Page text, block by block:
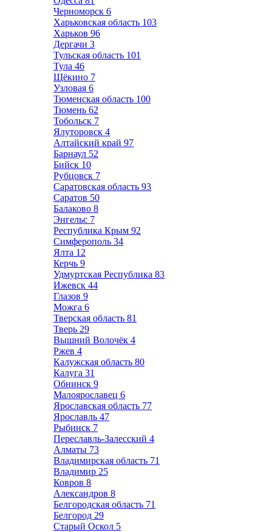
Черноморск 6
Харьковская область 103
Харьков 96
Дергачи 3
Тульская область 101
Тула 46
Щёкино 7
Узловая 6
Тюменская область 100
Тюмень 62
Тобольск 7
Ялуторовск 4
Алтайский край 97
Барнаул 52
Бийск 10
Рубцовск 7
Саратовская область 93
Саратов 50
Балаково 8
Энгельс 7
Республика Крым 92
Симферополь 34
Ялта 12
Керчь 9
Удмуртская Республика 83
Ижевск 44
Глазов 9
Можга 6
Тверская область 81
Тверь 29
Вышний Волочёк 4
Ржев 4
Калужская область 80
Калуга 31
Обнинск 9
Малоярославец 6
Ярославская область 77
Ярославль 47
Рыбинск 7
Переславль-Залесский 4
Алматы 73
Владимирская область 71
Владимир 25
Ковров 8
Александров 8
Белгородская область 71
Белгород 29
Старый Оскол 5